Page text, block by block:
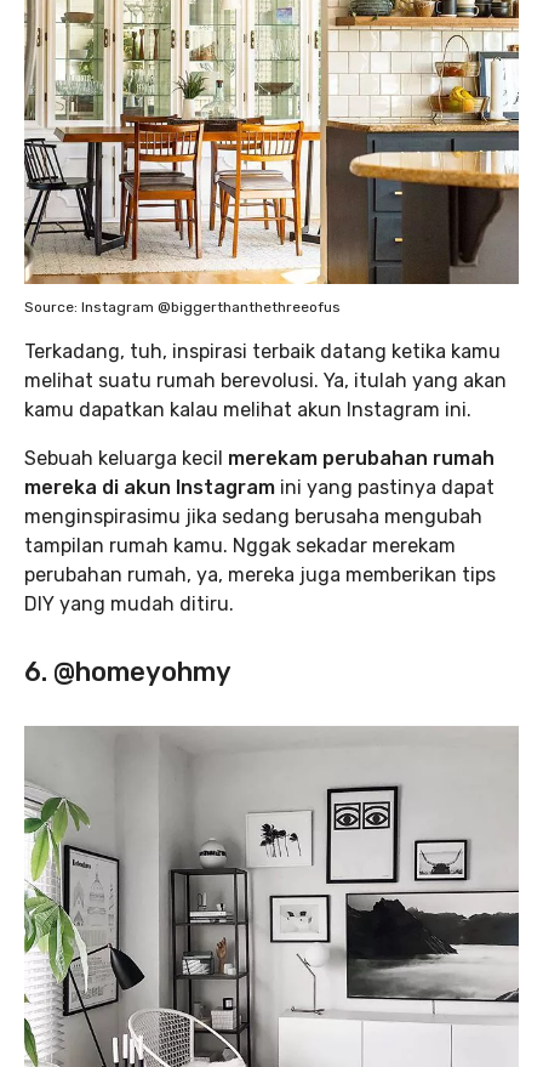
Source: Instagram @biggerthanthethreeofus
Terkadang, tuh, inspirasi terbaik datang ketika kamu
melihat suatu rumah berevolusi. Ya, itulah yang akan
kamu dapatkan kalau melihat akun Instagram ini.
Sebuah keluarga kecil merekam perubahan rumah
mereka di akun Instagram ini yang pastinya dapat
menginspirasimu jika sedang berusaha mengubah
tampilan rumah kamu. Nggak sekadar merekam
perubahan rumah, ya, mereka juga memberikan tips
DIY yang mudah ditiru.
6. @homeyohmy